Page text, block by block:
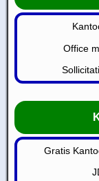
Office
Gratis